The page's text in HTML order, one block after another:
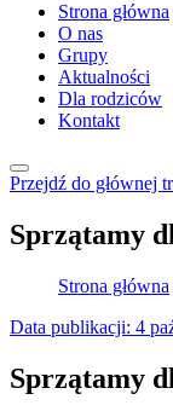
Strona główna
O nas
Grupy
Aktualności
Dla rodziców
Kontakt
Przejdź do głównej
Sprzątamy
Strona główna
Data publikacji: 4
Sprzątamy